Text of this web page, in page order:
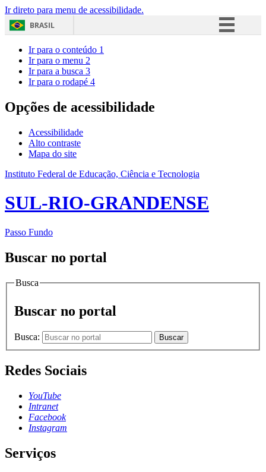
Ir direto para menu de acessibilidade.
BRASIL
Acesso à informação
Ir para o conteúdo 1
Ir para o menu 2
Ir para a busca 3
Ir para o rodapé 4
Opções de acessibilidade
Acessibilidade
Alto contraste
Mapa do site
Instituto Federal de Educação, Ciência e Tecnologia
SUL-RIO-GRANDENSE
Passo Fundo
Buscar no portal
Busca
Buscar no portal
Busca: Buscar
Redes Sociais
YouTube
Intranet
Facebook
Instagram
Serviços